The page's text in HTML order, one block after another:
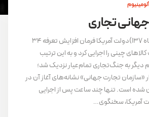
تجاری
دیروز، جمعه(15 تیرماه 137)دولت آمریکا فرمان افزایش تعرفه ۳۴
کالاهای چینی را اجرایی کرد و به این ترتیب
به جنگ‌تجاری تمام‌عیار نزدیک ‌شد؛
«سازمان تجارت جهانی» نشانه‌های آغاز آن در
شده است. تنها چند ساعت پس از اجرایی
آمریکا، سخنگوی…